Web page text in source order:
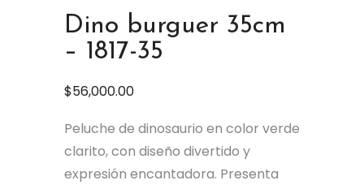
Dino burguer 35cm
– 1817-35
$56,000.00
Peluche de dinosaurio en color verde
clarito, con diseño divertido y
expresión encantadora. Presenta